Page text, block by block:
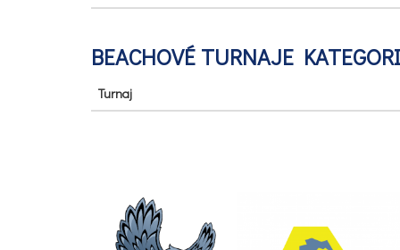
BEACHOVÉ TURNAJE
Turnaj